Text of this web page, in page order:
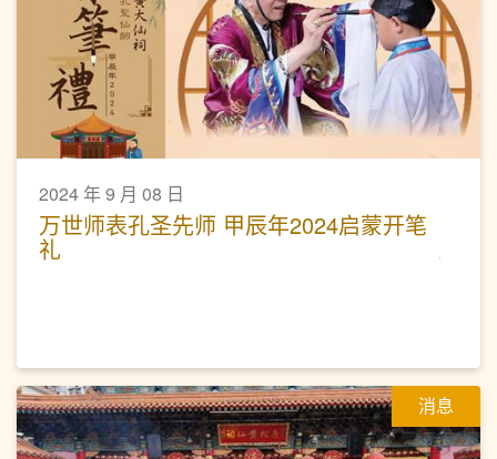
2024 年 9 月 08 日
万世师表孔圣先师 甲辰年2024启蒙开笔
礼
消息